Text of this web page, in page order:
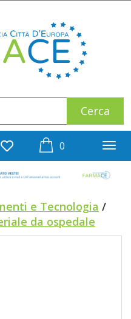
0prodotti
e Tecnologia /
da ospedale